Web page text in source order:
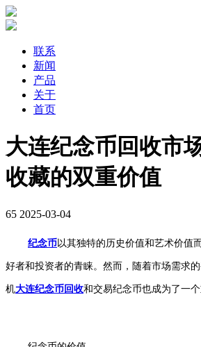
联系
新闻
产品
关于
首页
大连纪念币回收市
收藏的双重价值
65 2025-03-04
纪念币 以其独特的历史价值和艺术价值
好者和投资者的青睐。然而，随着市场需求
机大连纪念币回收和交易纪念币也成为了一个